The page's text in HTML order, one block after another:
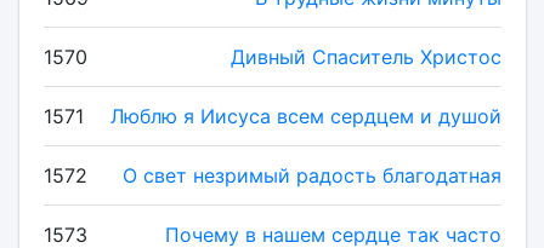
1570 Дивный Спаситель Христос
1571 Люблю я Иисуса всем сердцем и душой
1572 О свет незримый радость благодатная
1573 Почему в нашем сердце так часто